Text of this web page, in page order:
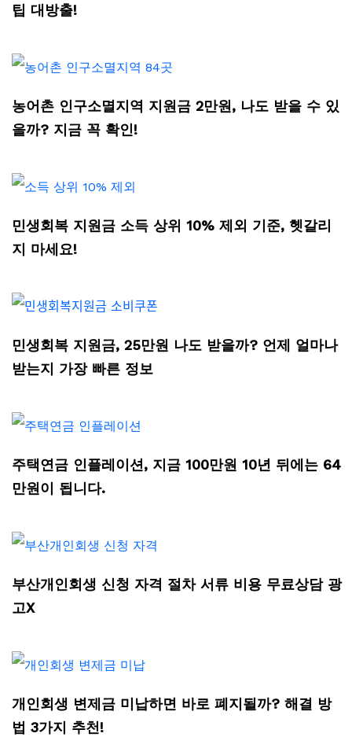
팁 대방출!
농어촌 인구소멸지역 지원금 2만원, 나도 받을 수 있
을까? 지금 꼭 확인!
민생회복 지원금 소득 상위 10% 제외 기준, 헷갈리
지 마세요!
민생회복 지원금, 25만원 나도 받을까? 언제 얼마나
받는지 가장 빠른 정보
주택연금 인플레이션, 지금 100만원 10년 뒤에는 64
만원이 됩니다.
부산개인회생 신청 자격 절차 서류 비용 무료상담 광
고X
개인회생 변제금 미납하면 바로 폐지될까? 해결 방
법 3가지 추천!